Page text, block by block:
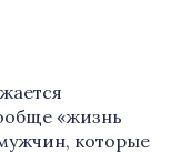
«жизнь
которые